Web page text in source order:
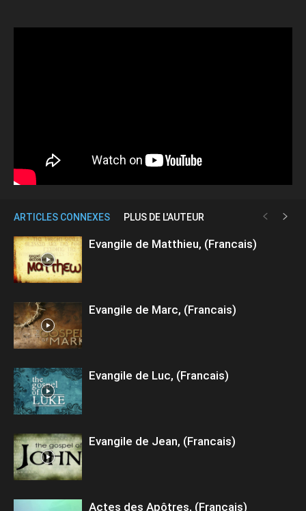
ARTICLES CONNEXES PLUS DE L'AUTEUR
Evangile de Matthieu, (Francais)
Evangile de Marc, (Francais)
Evangile de Luc, (Francais)
Evangile de Jean, (Francais)
Actes des Apôtres, (Francais)